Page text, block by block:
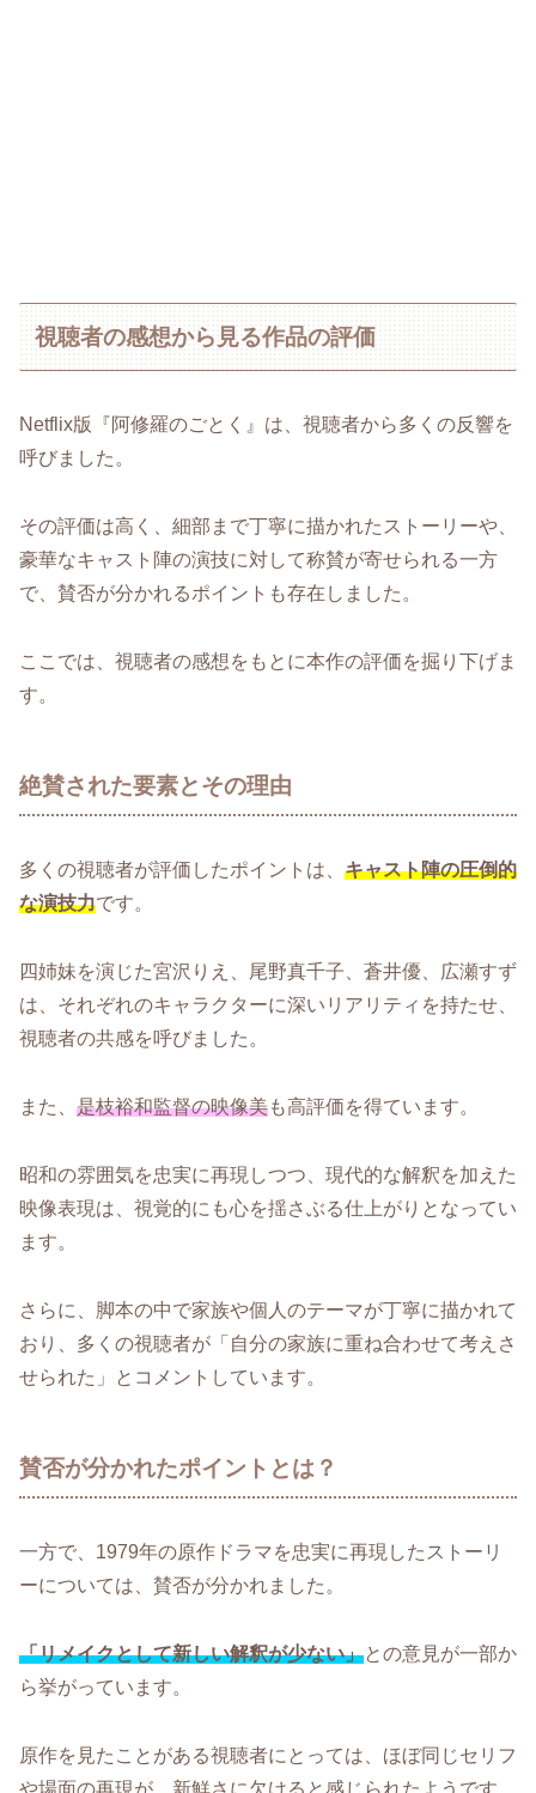
視聴者の感想から見る作品の評価
Netflix版『阿修羅のごとく』は、視聴者から多くの反響を
呼びました。
その評価は高く、細部まで丁寧に描かれたストーリーや、
豪華なキャスト陣の演技に対して称賛が寄せられる一方
で、賛否が分かれるポイントも存在しました。
ここでは、視聴者の感想をもとに本作の評価を掘り下げま
す。
絶賛された要素とその理由
多くの視聴者が評価したポイントは、 キャスト陣の圧倒的
な演技力です。
四姉妹を演じた宮沢りえ、尾野真千子、蒼井優、広瀬すず
は、それぞれのキャラクターに深いリアリティを持たせ、
視聴者の共感を呼びました。
また、 是枝裕和監督の映像美も高評価を得ています。
昭和の雰囲気を忠実に再現しつつ、現代的な解釈を加えた
映像表現は、視覚的にも心を揺さぶる仕上がりとなってい
ます。
さらに、脚本の中で家族や個人のテーマが丁寧に描かれて
おり、多くの視聴者が「自分の家族に重ね合わせて考えさ
せられた」とコメントしています。
賛否が分かれたポイントとは？
一方で、1979年の原作ドラマを忠実に再現したストーリ
ーについては、賛否が分かれました。
「リメイクとして新しい解釈が少ない」との意見が一部か
ら挙がっています。
原作を見たことがある視聴者にとっては、ほぼ同じセリフ
や場面の再現が、新鮮さに欠けると感じられたようです。